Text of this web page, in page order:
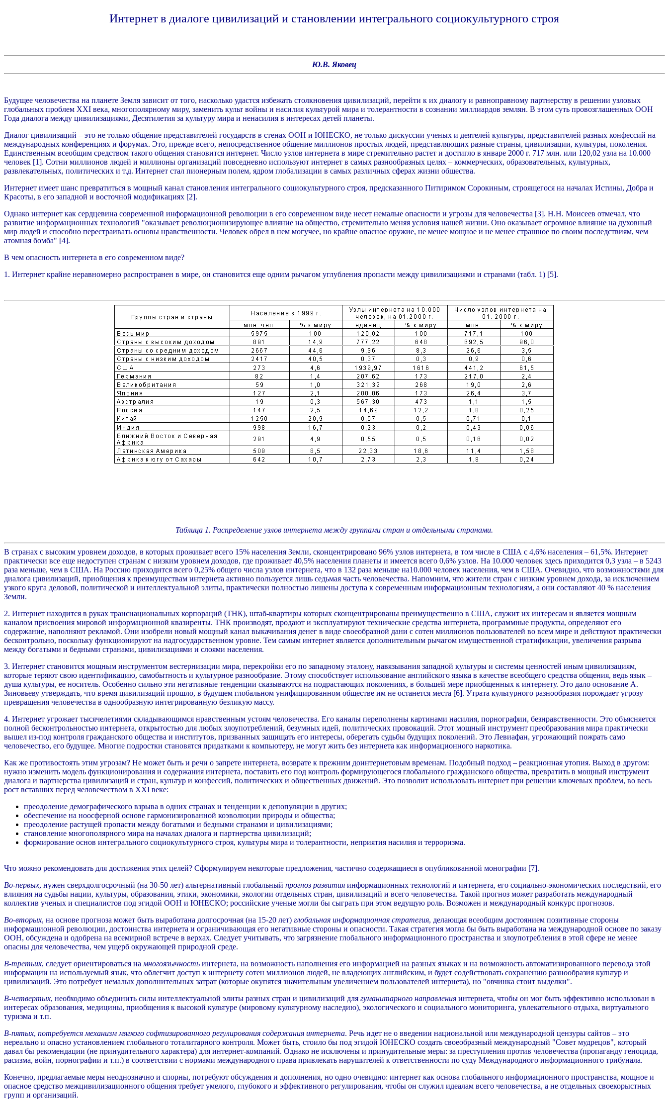
Интернет в диалоге цивилизаций и становлении интегрального социокультурного строя
Ю.В. Яковец
Будущее человечества на планете Земля зависит от того, насколько удастся избежать столкновения цивилизаций, перейти к их диалогу и равноправному партнерству в решении узловых
глобальных проблем XXI века, многополярному миру, заменить культ войны и насилия культурой мира и толерантности в сознании миллиардов землян. В этом суть провозглашенных ООН
Года диалога между цивилизациями, Десятилетия за культуру мира и ненасилия в интересах детей планеты.
Диалог цивилизаций – это не только общение представителей государств в стенах ООН и ЮНЕСКО, не только дискуссии ученых и деятелей культуры, представителей разных конфессий на
международных конференциях и форумах. Это, прежде всего, непосредственное общение миллионов простых людей, представляющих разные страны, цивилизации, культуры, поколения.
Единственным всеобщим средством такого общения становится интернет. Число узлов интернета в мире стремительно растет и достигло в январе 2000 г. 717 млн. или 120,02 узла на 10.000
человек [1]. Сотни миллионов людей и миллионы организаций повседневно используют интернет в самых разнообразных целях – коммерческих, образовательных, культурных,
развлекательных, политических и т.д. Интернет стал пионерным полем, ядром глобализации в самых различных сферах жизни общества.
Интернет имеет шанс превратиться в мощный канал становления интегрального социокультурного строя, предсказанного Питиримом Сорокиным, строящегося на началах Истины, Добра и
Красоты, в его западной и восточной модификациях [2].
Однако интернет как сердцевина современной информационной революции в его современном виде несет немалые опасности и угрозы для человечества [3]. Н.Н. Моисеев отмечал, что
развитие информационных технологий "оказывает революционизирующее влияние на общество, стремительно меняя условия нашей жизни. Оно оказывает огромное влияние на духовный
мир людей и способно перестраивать основы нравственности. Человек обрел в нем могучее, но крайне опасное оружие, не менее мощное и не менее страшное по своим последствиям, чем
атомная бомба" [4].
В чем опасность интернета в его современном виде?
1. Интернет крайне неравномерно распространен в мире, он становится еще одним рычагом углубления пропасти между цивилизациями и странами (табл. 1) [5].
Таблица 1. Распределение узлов интернета между группами стран и отдельными странами.
В странах с высоким уровнем доходов, в которых проживает всего 15% населения Земли, сконцентрировано 96% узлов интернета, в том числе в США с 4,6% населения – 61,5%. Интернет
практически все еще недоступен странам с низким уровнем доходов, где проживает 40,5% населения планеты и имеется всего 0,6% узлов. На 10.000 человек здесь приходится 0,3 узла – в 5243
раза меньше, чем в США. На Россию приходится всего 0,25% общего числа узлов интернета, что в 132 раза меньше на10.000 человек населения, чем в США. Очевидно, что возможностями для
диалога цивилизаций, приобщения к преимуществам интернета активно пользуется лишь седьмая часть человечества. Напомним, что жители стран с низким уровнем дохода, за исключением
узкого круга деловой, политической и интеллектуальной элиты, практически полностью лишены доступа к современным информационным технологиям, а они составляют 40 % населения
Земли.
2. Интернет находится в руках транснациональных корпораций (ТНК), штаб-квартиры которых сконцентрированы преимущественно в США, служит их интересам и является мощным
каналом присвоения мировой информационной квазиренты. ТНК производят, продают и эксплуатируют технические средства интернета, программные продукты, определяют его
содержание, наполняют рекламой. Они изобрели новый мощный канал выкачивания денег в виде своеобразной дани с сотен миллионов пользователей во всем мире и действуют практически
бесконтрольно, поскольку функционируют на надгосударственном уровне. Тем самым интернет является дополнительным рычагом имущественной стратификации, увеличения разрыва
между богатыми и бедными странами, цивилизациями и слоями населения.
3. Интернет становится мощным инструментом вестернизации мира, перекройки его по западному эталону, навязывания западной культуры и системы ценностей иным цивилизациям,
которые теряют свою идентификацию, самобытность и культурное разнообразие. Этому способствует использование английского языка в качестве всеобщего средства общения, ведь язык –
душа культуры, ее носитель. Особенно сильно эти негативные тенденции сказываются на подрастающих поколениях, в большей мере приобщенных к интернету. Это дало основание А.
Зиновьеву утверждать, что время цивилизаций прошло, в будущем глобальном унифицированном обществе им не останется места [6]. Утрата культурного разнообразия порождает угрозу
превращения человечества в однообразную интегрированную безликую массу.
4. Интернет угрожает тысячелетиями складывающимся нравственным устоям человечества. Его каналы переполнены картинами насилия, порнографии, безнравственности. Это объясняется
полной бесконтрольностью интернета, открытостью для любых злоупотреблений, безумных идей, политических провокаций. Этот мощный инструмент преобразования мира практически
вышел из-под контроля гражданского общества и институтов, призванных защищать его интересы, оберегать судьбы будущих поколений. Это Левиафан, угрожающий пожрать само
человечество, его будущее. Многие подростки становятся придатками к компьютеру, не могут жить без интернета как информационного наркотика.
Как же противостоять этим угрозам? Не может быть и речи о запрете интернета, возврате к прежним доинтернетовым временам. Подобный подход – реакционная утопия. Выход в другом:
нужно изменить модель функционирования и содержания интернета, поставить его под контроль формирующегося глобального гражданского общества, превратить в мощный инструмент
диалога и партнерства цивилизаций и стран, культур и конфессий, политических и общественных движений. Это позволит использовать интернет при решении ключевых проблем, во весь
рост вставших перед человечеством в XXI веке:
преодоление демографического взрыва в одних странах и тенденции к депопуляции в других;
обеспечение на ноосферной основе гармонизированной коэволюции природы и общества;
преодоление растущей пропасти между богатыми и бедными странами и цивилизациями;
становление многополярного мира на началах диалога и партнерства цивилизаций;
формирование основ интегрального социокулътурного строя, культуры мира и толерантности, неприятия насилия и терроризма.
Что можно рекомендовать для достижения этих целей? Сформулируем некоторые предложения, частично содержащиеся в опубликованной монографии [7].
Во-первых, нужен сверхдолгосрочный (на 30-50 лет) альтернативный глобальный прогноз развития информационных технологий и интернета, его социально-экономических последствий, его
влияния на судьбы нации, культуры, образования, этики, экономики, экологии отдельных стран, цивилизаций и всего человечества. Такой прогноз может разработать международный
коллектив ученых и специалистов под эгидой ООН и ЮНЕСКО; российские ученые могли бы сыграть при этом ведущую роль. Возможен и международный конкурс прогнозов.
Во-вторых, на основе прогноза может быть выработана долгосрочная (на 15-20 лет) глобальная информационная стратегия, делающая всеобщим достоянием позитивные стороны
информационной революции, достоинства интернета и ограничивающая его негативные стороны и опасности. Такая стратегия могла бы быть выработана на международной основе по заказу
ООН, обсуждена и одобрена на всемирной встрече в верхах. Следует учитывать, что загрязнение глобального информационного пространства и злоупотребления в этой сфере не менее
опасны для человечества, чем ущерб окружающей природной среде.
В-третьих, следует ориентироваться на многоязычность интернета, на возможность наполнения его информацией на разных языках и на возможность автоматизированного перевода этой
информации на используемый язык, что облегчит доступ к интернету сотен миллионов людей, не владеющих английским, и будет содействовать сохранению разнообразия культур и
цивилизаций. Это потребует немалых дополнительных затрат (которые окупятся значительным увеличением пользователей интернета), но "овчинка стоит выделки".
В-четвертых, необходимо объединить силы интеллектуальной элиты разных стран и цивилизаций для гуманитарного направления интернета, чтобы он мог быть эффективно использован в
интересах образования, медицины, приобщения к высокой культуре (мировому культурному наследию), экологического и социального мониторинга, увлекательного отдыха, виртуального
туризма и т.п.
В-пятых, потребуется механизм мягкого софтизированного регулирования содержания интернета. Речь идет не о введении национальной или международной цензуры сайтов – это
нереально и опасно установлением глобального тоталитарного контроля. Может быть, стоило бы под эгидой ЮНЕСКО создать своеобразный международный "Совет мудрецов", который
давал бы рекомендации (не принудительного характера) для интернет-компаний. Однако не исключены и принудительные меры: за преступления против человечества (пропаганду геноцида,
расизма, войн, порнографии и т.п.) в соответствии с нормами международного права привлекать нарушителей к ответственности по суду Международного информационного трибунала.
Конечно, предлагаемые меры неоднозначно и спорны, потребуют обсуждения и дополнения, но одно очевидно: интернет как основа глобального информационного пространства, мощное и
опасное средство межцивилизационного общения требует умелого, глубокого и эффективного регулирования, чтобы он служил идеалам всего человечества, а не отдельных своекорыстных
групп и организаций.